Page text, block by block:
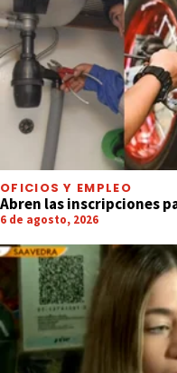
OFICIOS Y EMPLEO
Abren las inscripciones
6 de agosto, 2026